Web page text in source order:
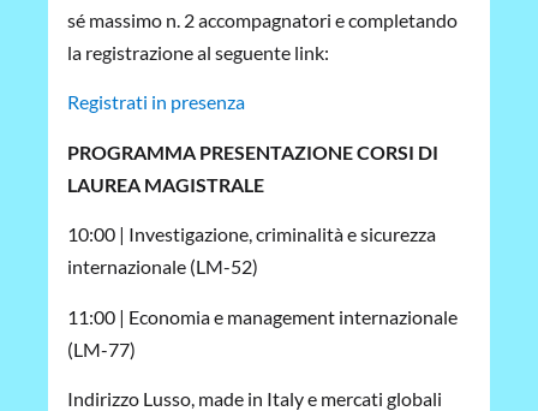
sé massimo n. 2 accompagnatori e completando
la registrazione al seguente link:
Registrati in presenza
PROGRAMMA PRESENTAZIONE CORSI DI
LAUREA MAGISTRALE
10:00 | Investigazione, criminalità e sicurezza
internazionale (LM-52)
11:00 | Economia e management internazionale
(LM-77)
Indirizzo Lusso, made in Italy e mercati globali